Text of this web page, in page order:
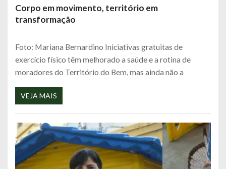
Corpo em movimento, território em
transformação
Foto: Mariana Bernardino Iniciativas gratuitas de
exercício físico têm melhorado a saúde e a rotina de
moradores do Território do Bem, mas ainda não a
VEJA MAIS